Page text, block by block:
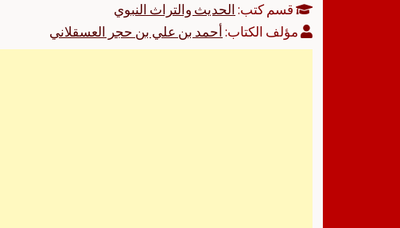
قسم كتب:الحديث والتراث النبوي
مؤلف الكتاب:أحمد بن علي بن حجر العسقلاني